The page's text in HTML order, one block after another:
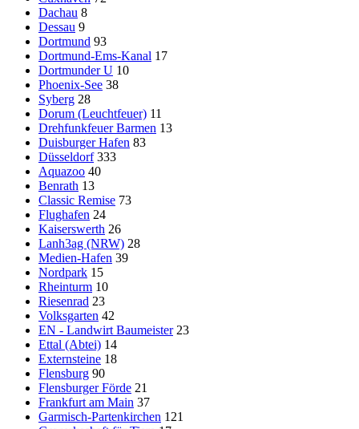
Dachau 8
Dessau 9
Dortmund 93
Dortmund-Ems-Kanal 17
Dortmunder U 10
Phoenix-See 38
Syberg 28
Dorum (Leuchtfeuer) 11
Drehfunkfeuer Barmen 13
Duisburger Hafen 83
Düsseldorf 333
Aquazoo 40
Benrath 13
Classic Remise 73
Flughafen 24
Kaiserswerth 26
Lanh3ag (NRW) 28
Medien-Hafen 39
Nordpark 15
Rheinturm 10
Riesenrad 23
Volksgarten 42
EN - Landwirt Baumeister 23
Ettal (Abtei) 14
Externsteine 18
Flensburg 90
Flensburger Förde 21
Frankfurt am Main 37
Garmisch-Partenkirchen 121